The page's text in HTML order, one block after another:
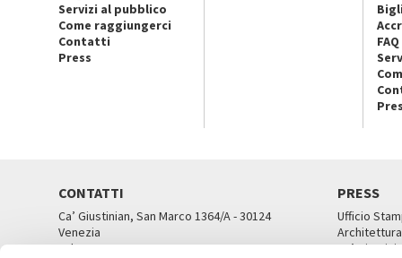
Servizi al pubblico
Come raggiungerci
Contatti
Press
FAQ
CONTATTI
Ca’ Giustinian, San Marco 1364/A - 30124
Venezia
Tel. 041 5218711
PRESS
Ufficio
Architettura
Ca’